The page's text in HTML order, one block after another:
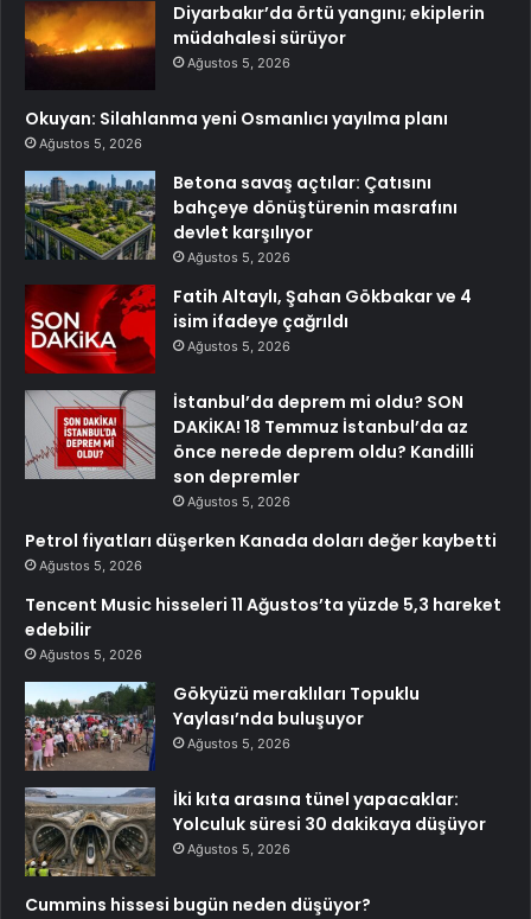
Diyarbakır’da örtü yangını; ekiplerin
müdahalesi sürüyor
Ağustos 5, 2026
Okuyan: Silahlanma yeni Osmanlıcı yayılma planı
Ağustos 5, 2026
Betona savaş açtılar: Çatısını
bahçeye dönüştürenin masrafını
devlet karşılıyor
Ağustos 5, 2026
Fatih Altaylı, Şahan Gökbakar ve 4
isim ifadeye çağrıldı
Ağustos 5, 2026
İstanbul’da deprem mi oldu? SON
DAKİKA! 18 Temmuz İstanbul’da az
önce nerede deprem oldu? Kandilli
son depremler
Ağustos 5, 2026
Petrol fiyatları düşerken Kanada doları değer kaybetti
Ağustos 5, 2026
Tencent Music hisseleri 11 Ağustos’ta yüzde 5,3 hareket
edebilir
Ağustos 5, 2026
Gökyüzü meraklıları Topuklu
Yaylası’nda buluşuyor
Ağustos 5, 2026
İki kıta arasına tünel yapacaklar:
Yolculuk süresi 30 dakikaya düşüyor
Ağustos 5, 2026
Cummins hissesi bugün neden düşüyor?